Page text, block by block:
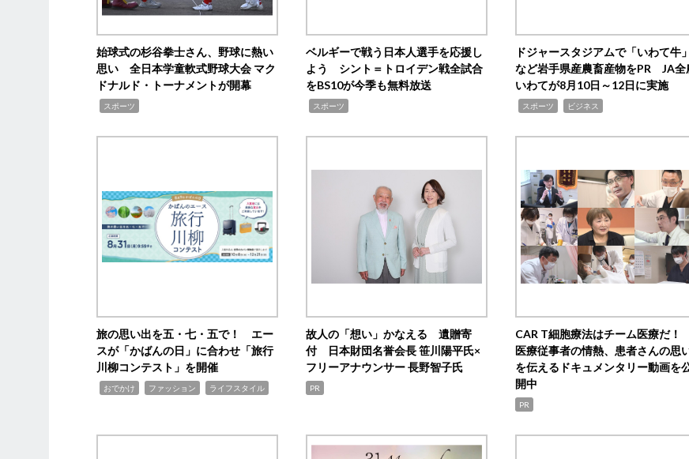
始球式の杉谷拳士さん、野球に熱い
思い 全日本学童軟式野球大会 マク
ドナルド・トーナメントが開幕
スポーツ
ベルギーで戦う日本人選手を応援し
よう シント＝トロイデン戦全試合
をBS10が今季も無料放送
スポーツ
ドジャースタジアムで「いわて牛」
など岩手県産農畜産物をPR JA全
いわてが8月10日～12日に実施
スポーツ ビジネス
旅の思い出を五・七・五で！ エー
スが「かばんの日」に合わせ「旅行
川柳コンテスト」を開催
おでかけ ファッション ライフスタイル
故人の「想い」かなえる 遺贈寄
付 日本財団名誉会長 笹川陽平氏×
フリーアナウンサー 長野智子氏
PR
CAR T細胞療法はチーム医療だ！
医療従事者の情熱、患者さんの思
を伝えるドキュメンタリー動画を
開中
PR